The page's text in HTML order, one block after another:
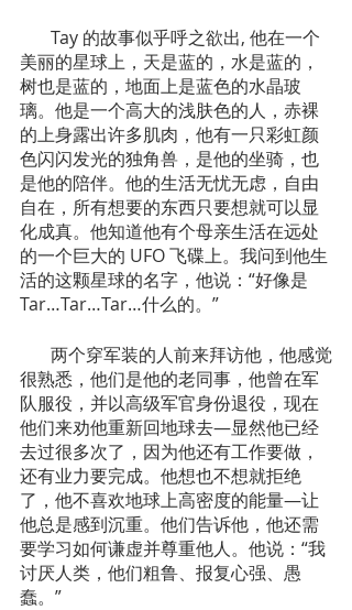
Tay 的故事似乎呼之欲出, 他在一个
美丽的星球上，天是蓝的，水是蓝的，
树也是蓝的，地面上是蓝色的水晶玻
璃。他是一个高大的浅肤色的人，赤裸
的上身露出许多肌肉，他有一只彩虹颜
色闪闪发光的独角兽，是他的坐骑，也
是他的陪伴。他的生活无忧无虑，自由
自在，所有想要的东西只要想就可以显
化成真。他知道他有个母亲生活在远处
的一个巨大的 UFO 飞碟上。我问到他生
活的这颗星球的名字，他说：“好像是
Tar…Tar…Tar…什么的。”
两个穿军装的人前来拜访他，他感觉
很熟悉，他们是他的老同事，他曾在军
队服役，并以高级军官身份退役，现在
他们来劝他重新回地球去—显然他已经
去过很多次了，因为他还有工作要做，
还有业力要完成。他想也不想就拒绝
了，他不喜欢地球上高密度的能量—让
他总是感到沉重。他们告诉他，他还需
要学习如何谦虚并尊重他人。他说：“我
讨厌人类，他们粗鲁、报复心强、愚
蠢。”